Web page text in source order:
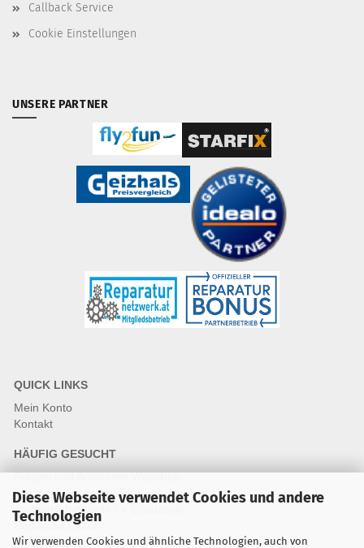
Diese Webseite verwendet Cookies und andere
Technologien
Wir verwenden Cookies und ähnliche Technologien, auch von
Callback Service
Cookie Einstellungen
UNSERE PARTNER
QUICK LINKS
Mein Konto
Kontakt
HÄUFIG GESUCHT
Fragen und Antworten Webshop
Fragen & Antworten Reparatur
Qualitätsstandards für Ersatzteile
Reparaturablauf